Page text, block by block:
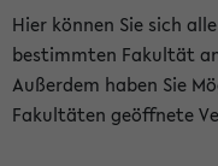
Hier können Sie sich
bestimmten Fakultät
Außerdem haben Sie
Fakultäten geöffnete